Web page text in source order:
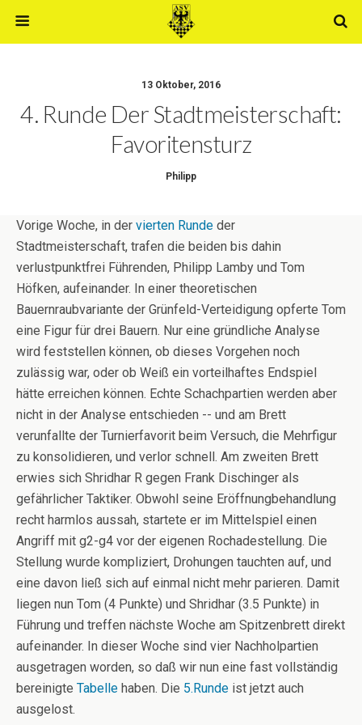
13 Oktober, 2016
4. Runde Der Stadtmeisterschaft:
Favoritensturz
Philipp
Vorige Woche, in der vierten Runde der
Stadtmeisterschaft, trafen die beiden bis dahin
verlustpunktfrei Führenden, Philipp Lamby und Tom
Höfken, aufeinander. In einer theoretischen
Bauernraubvariante der Grünfeld-Verteidigung opferte Tom
eine Figur für drei Bauern. Nur eine gründliche Analyse
wird feststellen können, ob dieses Vorgehen noch
zulässig war, oder ob Weiß ein vorteilhaftes Endspiel
hätte erreichen können. Echte Schachpartien werden aber
nicht in der Analyse entschieden -- und am Brett
verunfallte der Turnierfavorit beim Versuch, die Mehrfigur
zu konsolidieren, und verlor schnell. Am zweiten Brett
erwies sich Shridhar R gegen Frank Dischinger als
gefährlicher Taktiker. Obwohl seine Eröffnungbehandlung
recht harmlos aussah, startete er im Mittelspiel einen
Angriff mit g2-g4 vor der eigenen Rochadestellung. Die
Stellung wurde kompliziert, Drohungen tauchten auf, und
eine davon ließ sich auf einmal nicht mehr parieren. Damit
liegen nun Tom (4 Punkte) und Shridhar (3.5 Punkte) in
Führung und treffen nächste Woche am Spitzenbrett direkt
aufeinander. In dieser Woche sind vier Nachholpartien
ausgetragen worden, so daß wir nun eine fast vollständig
bereinigte Tabelle haben. Die 5.Runde ist jetzt auch
ausgelost.